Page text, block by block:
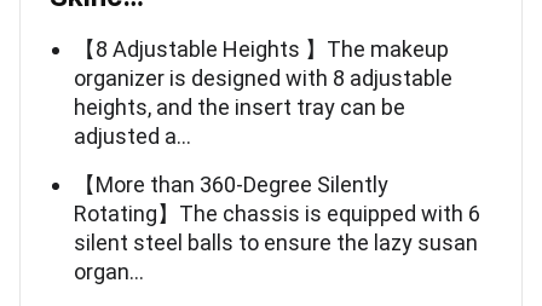
【8 Adjustable Heights 】The makeup
organizer is designed with 8 adjustable
heights, and the insert tray can be
adjusted a…
【More than 360-Degree Silently
Rotating】The chassis is equipped with 6
silent steel balls to ensure the lazy susan
organ…